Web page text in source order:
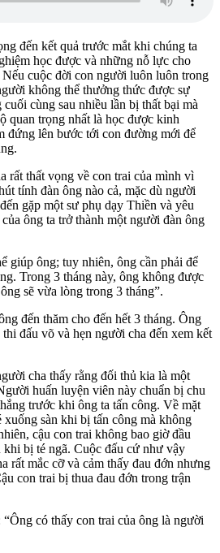
đến kết quả trước mắt khi chúng ta
học được và những nỗ lực cho
cuộc đời con người luôn luôn trong
không thể thưởng thức được sự
cùng sau nhiều lần bị thất bại mà
quan trọng nhất là học được kinh
đứng lên bước tới con đường mới để
rất thất vọng về con trai của mình vì
tính đàn ông nào cả, mặc dù người
gặp một sư phụ dạy Thiền và yêu
ông ta trở thành một người đàn ông
giúp ông; tuy nhiên, ông cần phải để
Trong 3 tháng này, ông không được
sẽ vừa lòng trong 3 tháng”.
đến thăm cho đến hết 3 tháng. Ông
đấu võ và hẹn người cha đến xem kết
cha thấy rằng đối thủ kia là một
huấn luyện viên này chuẩn bị chu
trước khi ông ta tấn công. Về mặt
sàn khi bị tấn công mà không
cậu con trai không bao giờ đầu
khi bị té ngã. Cuộc đấu cứ như vậy
rất mắc cỡ và cảm thấy đau đớn nhưng
con trai bị thua đau đớn trong trận
có thấy con trai của ông là người